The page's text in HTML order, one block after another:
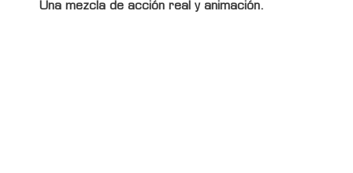
Una mezcla de acción real y animación.